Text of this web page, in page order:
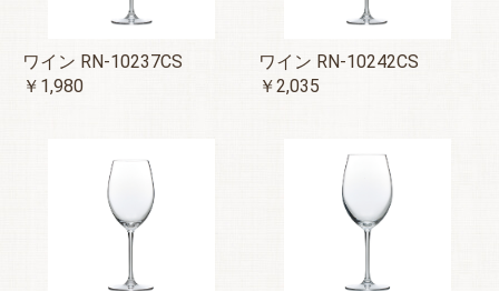
ワイン RN-10237CS
￥1,980
ワイン RN-10242CS
￥2,035